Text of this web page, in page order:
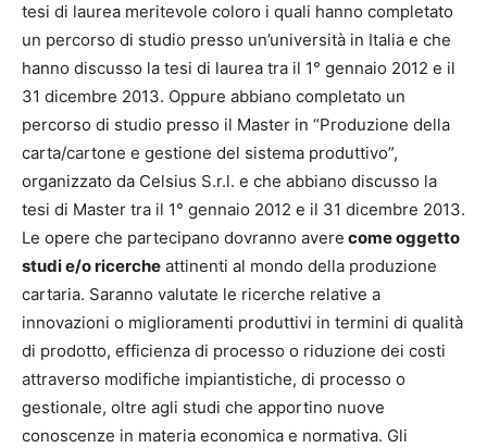
tesi di laurea meritevole coloro i quali hanno completato
un percorso di studio presso un’università in Italia e che
hanno discusso la tesi di laurea tra il 1° gennaio 2012 e il
31 dicembre 2013. Oppure abbiano completato un
percorso di studio presso il Master in “Produzione della
carta/cartone e gestione del sistema produttivo”,
organizzato da Celsius S.r.l. e che abbiano discusso la
tesi di Master tra il 1° gennaio 2012 e il 31 dicembre 2013.
Le opere che partecipano dovranno avere come oggetto
studi e/o ricerche attinenti al mondo della produzione
cartaria. Saranno valutate le ricerche relative a
innovazioni o miglioramenti produttivi in termini di qualità
di prodotto, efficienza di processo o riduzione dei costi
attraverso modifiche impiantistiche, di processo o
gestionale, oltre agli studi che apportino nuove
conoscenze in materia economica e normativa. Gli